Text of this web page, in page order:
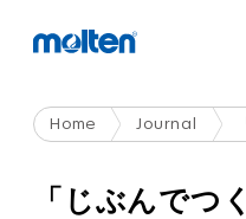
Home Journal
「じぶんでつ